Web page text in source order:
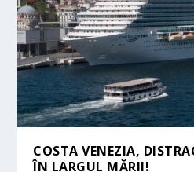
COSTA VENEZIA,
ÎN LARGUL MĂRII!